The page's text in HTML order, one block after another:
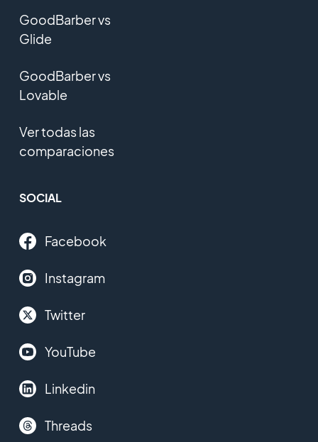
GoodBarber vs
Glide
GoodBarber vs
Lovable
Ver todas las
comparaciones
SOCIAL
Facebook
Instagram
Twitter
YouTube
Linkedin
Threads